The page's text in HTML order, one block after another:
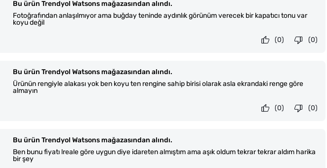
Bu ürün Trendyol Watsons mağazasından alındı.
Fotoğrafından anlaşılmıyor ama buğday teninde aydınlık görünüm verecek bir kapatıcı tonu var
koyu değil
(0)
(0)
Bu ürün Trendyol Watsons mağazasından alındı.
Ürünün rengiyle alakası yok ben koyu ten rengine sahip birisi olarak asla ekrandaki renge göre
almayın
(0)
(0)
Bu ürün Trendyol Watsons mağazasından alındı.
Ben bunu fiyatı lreale göre uygun diye idareten almıştım ama aşık oldum tekrar tekrar aldım harika
bir şey